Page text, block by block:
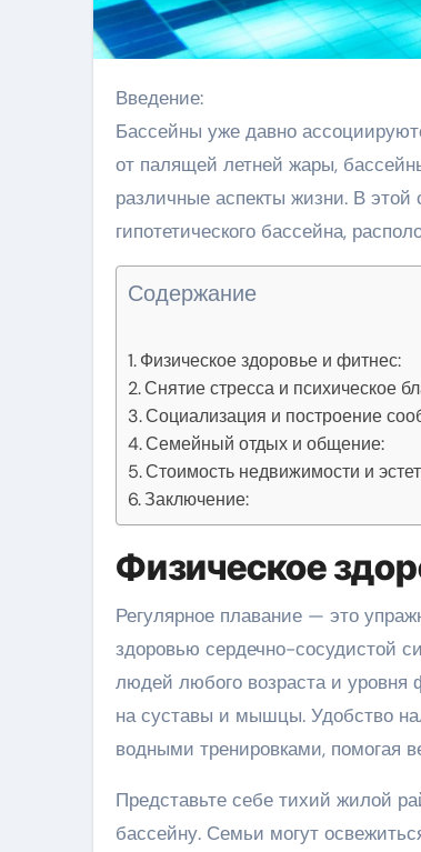
Введение:
Бассейны уже давно
от палящей летней жары,
различные аспекты жизни. В
гипотетического бассейна,
Содержание
Физическое здоровье и фитнес:
Снятие стресса и психическое
Социализация и построение
Семейный отдых и общение:
Стоимость недвижимости и
Заключение:
Физическое
Регулярное плавание — это
здоровью сердечно-сосудистой
людей любого возраста и уровня
на суставы и мышцы. Удобство
водными тренировками, помогая
Представьте себе тихий жилой
бассейну. Семьи могут